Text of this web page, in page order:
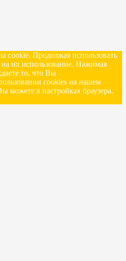
cookie. Продолжая использовать
на их использование. Нажимая
то, что Вы
cookies на нашем
можете в настройках браузера.